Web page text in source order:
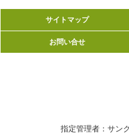
サイトマップ
お問い合せ
サイトマップ
お問い合せ
指定管理者：サン